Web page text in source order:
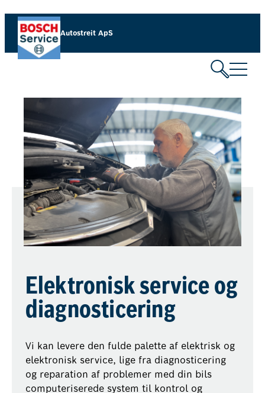
Autostreit ApS
Elektronisk service og
diagnosticering
Vi kan levere den fulde palette af elektrisk og
elektronisk service, lige fra diagnosticering
og reparation af problemer med din bils
computeriserede system til kontrol og